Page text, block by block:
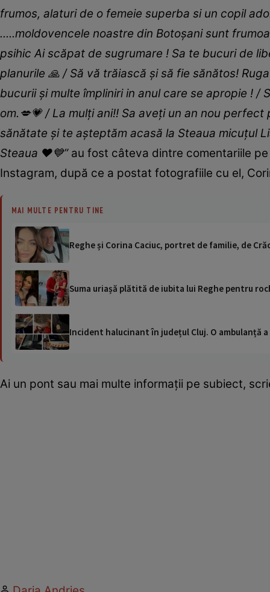
frumos, alaturi de o femeie superba si un copil
.....moldovencele noastre din Botoșani sunt
psihic Ai scăpat de sugrumare ! Sa te bucuri de
planurile 🙏 / Să vă trăiască și să fie sănătos!
bucurii și multe împliniri in anul care se apropie !
om.💋💗 / La mulți ani!! Sa aveți un an nou
sănătate și te așteptăm acasă la Steaua micuțul
Steaua ❤️💙”au fost câteva dintre comentariile
Instagram, după ce a postat fotografiile cu el,
MAI MULTE PENTRU TINE
Reghe și Corina Caciuc, portret de familie, de
Suma uriașă plătită de iubita lui Reghe pentru
Incident halucinant în județul Cluj. O ambulanță
Ai un pont sau mai multe informații pe subiect,